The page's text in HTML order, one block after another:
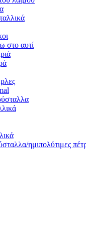
στο αυτί
ημιπολύτιμες